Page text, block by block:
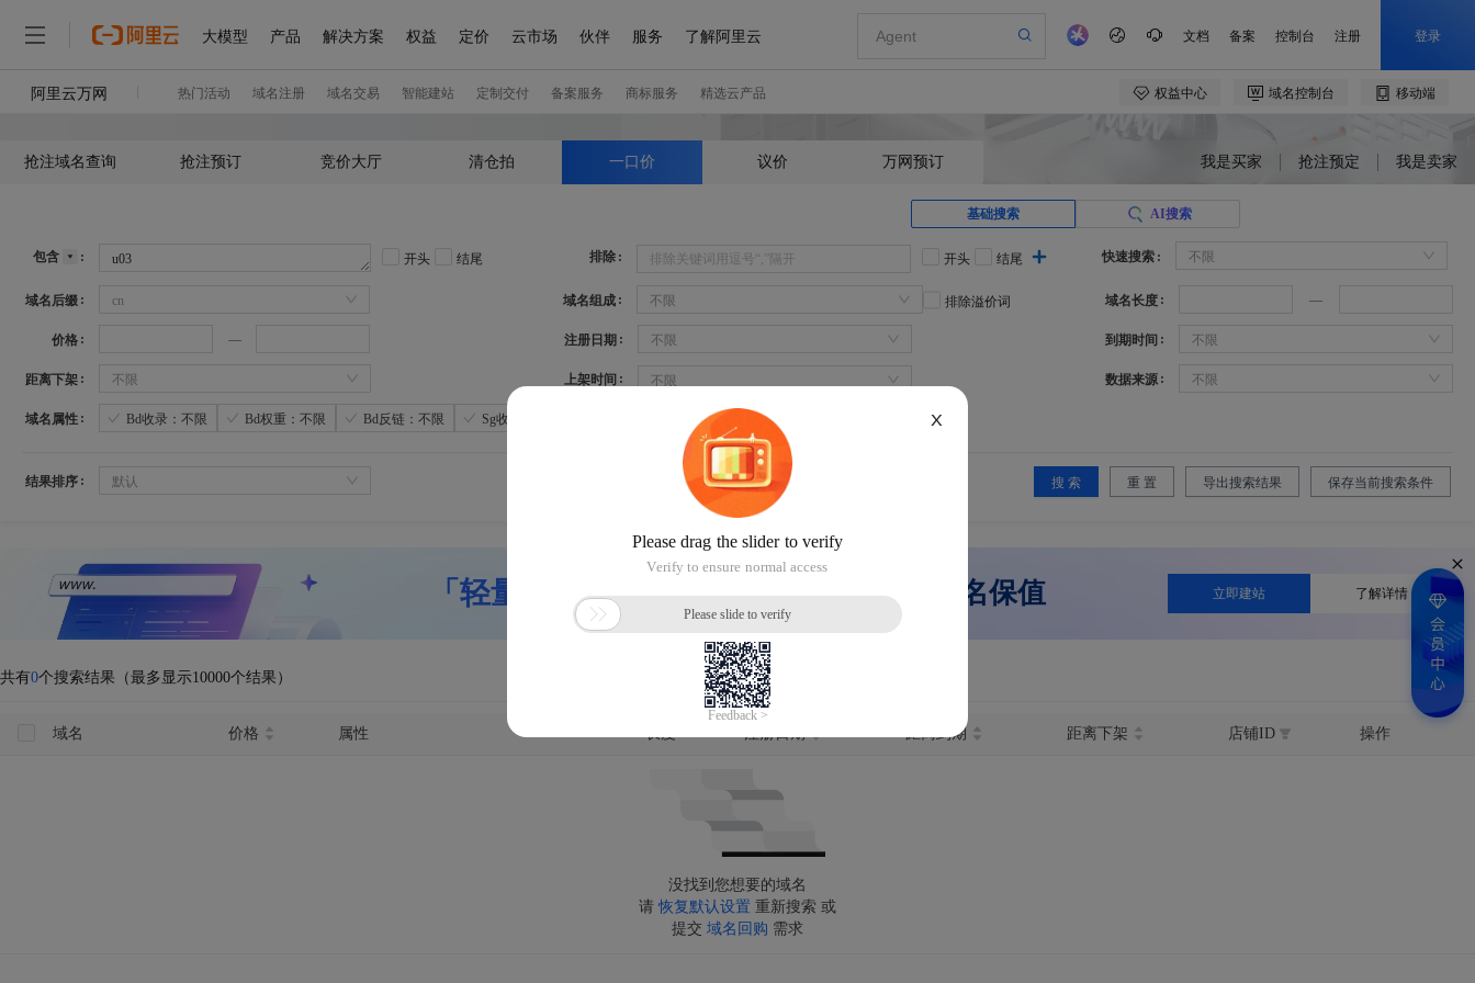
抢注域名查询 抢注预订 竞价大厅 清仓拍 一口价 议价 万网预订 我是买家 抢注预定 我是卖家
基础搜索 AI搜索
包含 开头 结尾 排除 开头 结尾 快速搜索 不限
域名后缀 cn 域名组成 不限 排除溢价词 域名长度
价格 注册日期 不限 到期时间 不限
距离下架 不限 上架时间 不限 数据来源 不限
域名属性 Bd收录：不限 Bd权重：不限 Bd反链：不限 Sg收录：不限 360权重：不限
结果排序 默认 搜 索 重 置 导出搜索结果 保存当前搜索条件
「轻量网站搭建」 快速重启网站，帮您域名保值 立即建站 了解详情
共有0个搜索结果（最多显示10000个结果）
域名 价格 属性 距离到期 距离下架 店铺ID 操作
没找到您想要的域名
请 恢复默认设置 重新搜索 或
提交 域名回购 需求
X